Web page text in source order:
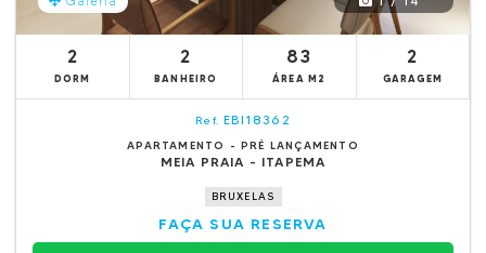
2
DORM
2
BANHEIRO
83
ÁREA M2
2
GARAGEM
Ref. EBI18362
APARTAMENTO - PRÉ LANÇAMENTO
MEIA PRAIA - ITAPEMA
BRUXELAS
FAÇA SUA RESERVA